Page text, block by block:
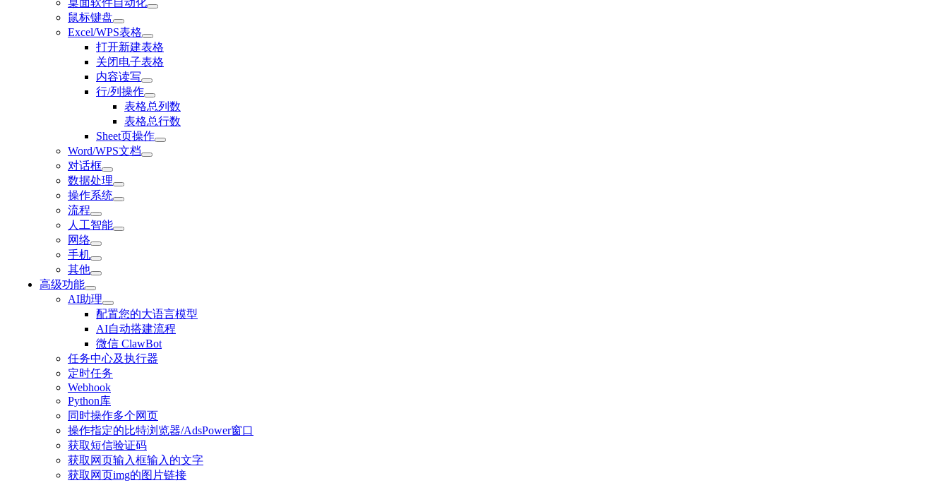
桌面软件自动化
鼠标键盘
Excel/WPS表格
打开新建表格
关闭电子表格
内容读写
行/列操作
表格总列数
表格总行数
Sheet页操作
Word/WPS文档
对话框
数据处理
操作系统
流程
人工智能
网络
手机
其他
高级功能
AI助理
配置您的大语言模型
AI自动搭建流程
微信 ClawBot
任务中心及执行器
定时任务
Webhook
Python库
同时操作多个网页
操作指定的比特浏览器/AdsPower窗口
获取短信验证码
获取网页输入框输入的文字
获取网页img的图片链接